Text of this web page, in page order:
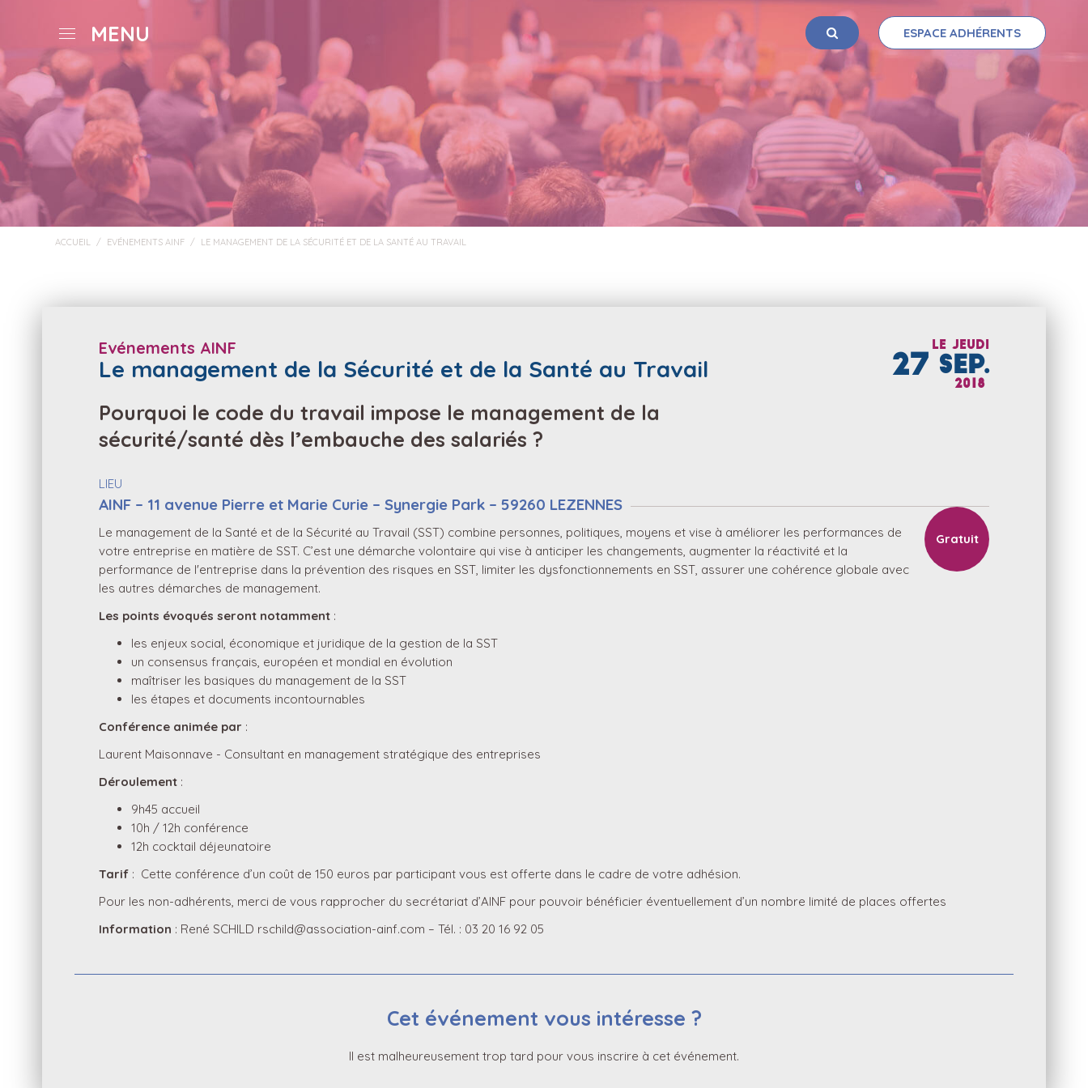
MENU OK
ESPACE ADHÉRENTS
ACCUEIL / EVÉNEMENTS AINF / LE MANAGEMENT DE LA SÉCURITÉ ET DE LA SANTÉ AU TRAVAIL
Evénements AINF
Le management de la Sécurité et de la Santé au Travail
Pourquoi le code du travail impose le management de la
sécurité/santé dès l’embauche des salariés ?
Le jeudi
27 SEP.
2018
LIEU
AINF – 11 avenue Pierre et Marie Curie – Synergie Park – 59260 LEZENNES
Gratuit
Le management de la Santé et de la Sécurité au Travail (SST) combine personnes, politiques, moyens et vise à améliorer les performances de
votre entreprise en matière de SST. C’est une démarche volontaire qui vise à anticiper les changements, augmenter la réactivité et la
performance de l'entreprise dans la prévention des risques en SST, limiter les dysfonctionnements en SST, assurer une cohérence globale avec
les autres démarches de management.
Les points évoqués seront notamment :
les enjeux social, économique et juridique de la gestion de la SST
un consensus français, européen et mondial en évolution
maîtriser les basiques du management de la SST
les étapes et documents incontournables
Conférence animée par :
Laurent Maisonnave - Consultant en management stratégique des entreprises
Déroulement :
9h45 accueil
10h / 12h conférence
12h cocktail déjeunatoire
Tarif : Cette conférence d’un coût de 150 euros par participant vous est offerte dans le cadre de votre adhésion.
Pour les non-adhérents, merci de vous rapprocher du secrétariat d’AINF pour pouvoir bénéficier éventuellement d’un nombre limité de places offertes
Information : René SCHILD rschild@association-ainf.com – Tél. : 03 20 16 92 05
Cet événement vous intéresse ?
Il est malheureusement trop tard pour vous inscrire à cet événement.